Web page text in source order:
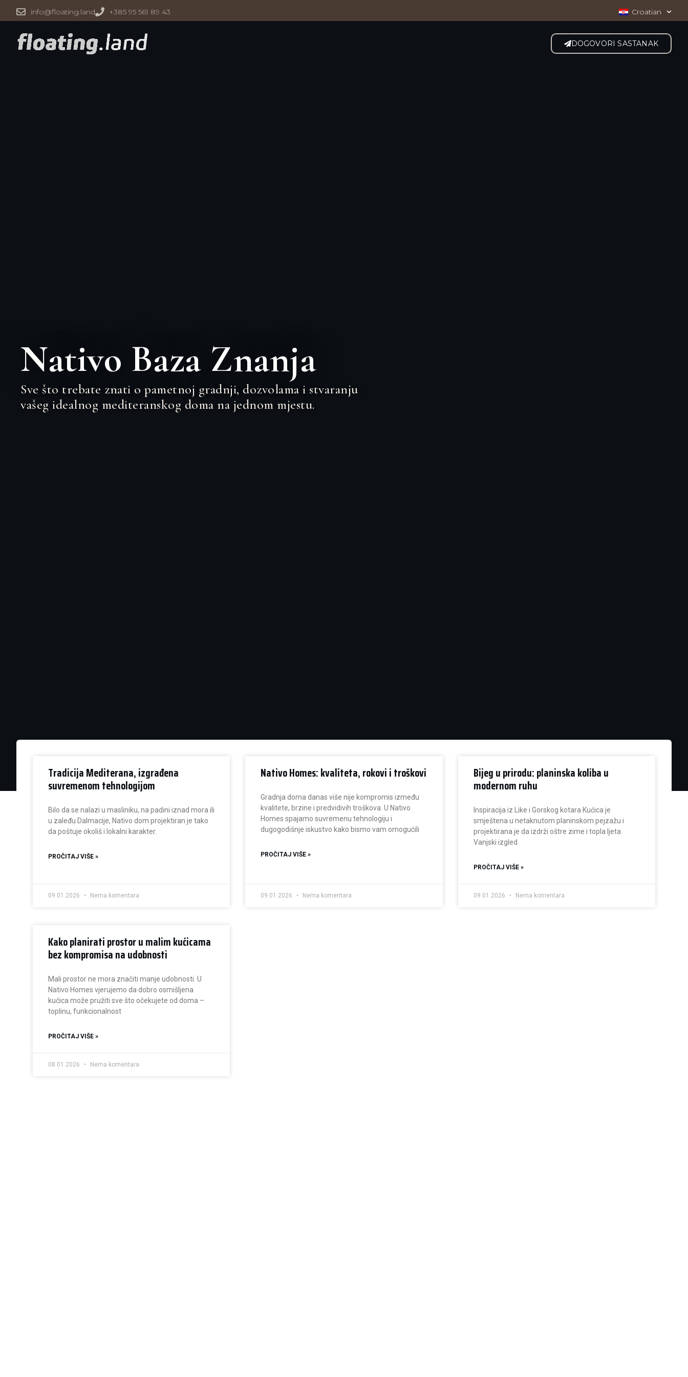
info@floating.land +385 95 561 89 43 Croatian
DOGOVORI SASTANAK
Nativo Baza Znanja
Sve što trebate znati o pametnoj gradnji, dozvolama i stvaranju
vašeg idealnog mediteranskog doma na jednom mjestu.
Tradicija Mediterana, izgrađena
suvremenom tehnologijom
Bilo da se nalazi u masliniku, na padini iznad mora ili
u zaleđu Dalmacije, Nativo dom projektiran je tako
da poštuje okoliš i lokalni karakter.
PROČITAJ VIŠE »
09.01.2026 Nema komentara
Nativo Homes: kvaliteta, rokovi i troškovi
Gradnja doma danas više nije kompromis između
kvalitete, brzine i predvidivih troškova. U Nativo
Homes spajamo suvremenu tehnologiju i
dugogodišnje iskustvo kako bismo vam omogućili
PROČITAJ VIŠE »
09.01.2026 Nema komentara
Bijeg u prirodu: planinska koliba u
modernom ruhu
Inspiracija iz Like i Gorskog kotara Kućica je
smještena u netaknutom planinskom pejzažu i
projektirana je da izdrži oštre zime i topla ljeta.
Vanjski izgled
PROČITAJ VIŠE »
09.01.2026 Nema komentara
Kako planirati prostor u malim kućicama
bez kompromisa na udobnosti
Mali prostor ne mora značiti manje udobnosti. U
Nativo Homes vjerujemo da dobro osmišljena
kućica može pružiti sve što očekujete od doma –
toplinu, funkcionalnost
PROČITAJ VIŠE »
08.01.2026 Nema komentara